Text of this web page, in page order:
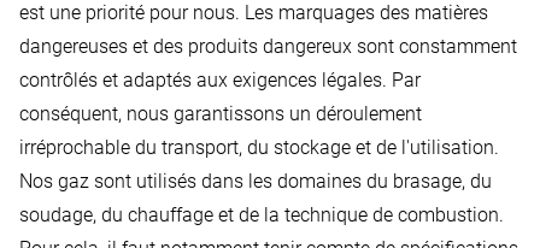
est une priorité pour nous. Les marquages des matières
dangereuses et des produits dangereux sont constamment
contrôlés et adaptés aux exigences légales. Par
conséquent, nous garantissons un déroulement
irréprochable du transport, du stockage et de l'utilisation.
Nos gaz sont utilisés dans les domaines du brasage, du
soudage, du chauffage et de la technique de combustion.